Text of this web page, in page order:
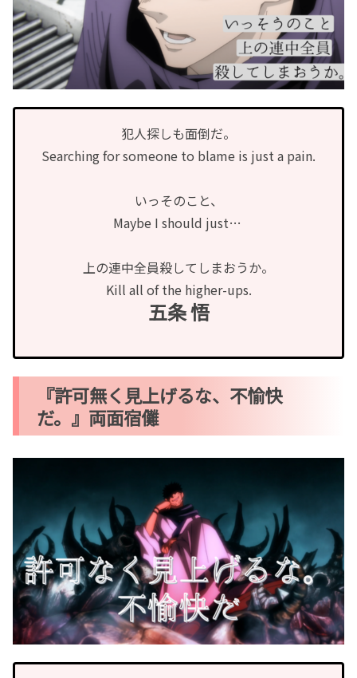
犯人探しも面倒だ。
Searching for someone to blame is just a pain.
いっそのこと、
Maybe I should just…
上の連中全員殺してしまおうか。
Kill all of the higher-ups.
五条 悟
『許可無く見上げるな、不愉快
だ。』両面宿儺